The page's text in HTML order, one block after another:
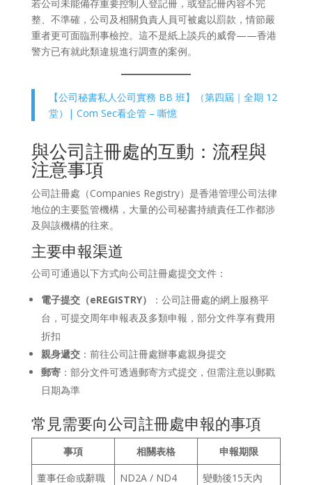
若公司未能備存重要控制人登記冊，或登記冊內容不完
整、不準確，公司及相關負責人員可被處以罰款，情節嚴
重者更可面臨刑事檢控。這不是紙上談兵的威脅——香港
警方已有就此類違規進行調查的案例。
【公司秘書私人公司實務 BB 班】（第四屆｜全期 12
堂）| Com Sec看企管 – 嘶憶
與公司註冊處的互動：流程與
注意事項
公司註冊處（Companies Registry）是香港管理公司法律
地位的主要監管機構，大量的公司秘書持續責任工作都涉
及與該機構的往來。
主要申報渠道
公司可通過以下方式向公司註冊處提交文件：
電子提交（eREGISTRY）
：公司註冊處的網上服務平
台，可提交周年申報表及多類申報，部分文件享有費用
折扣
親身遞交：前往公司註冊處辦事處親身提交
郵寄：部分文件可透過郵寄方式提交，但需注意以郵戳
日期為準
常見需要向公司註冊處申報的事項
事項 相關表格
申報期限
董事任命或辭職
ND2A / ND4
變動後15天內